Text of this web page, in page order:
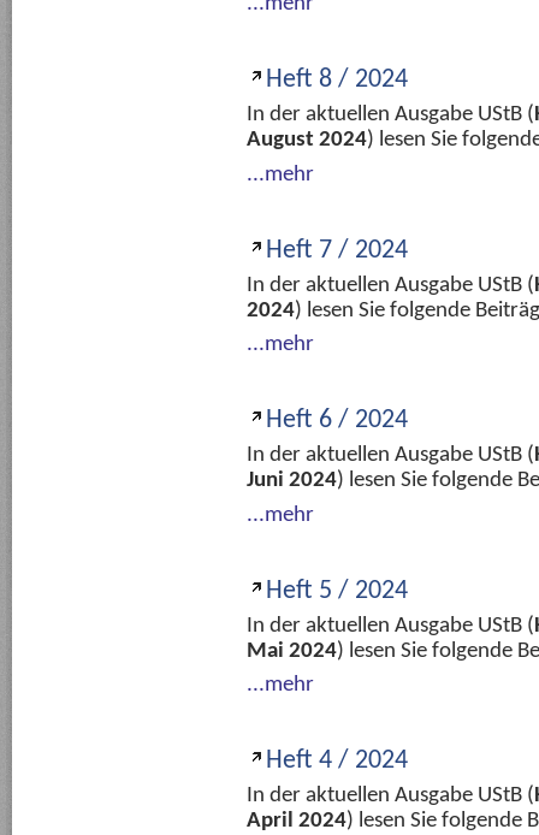
Heft 8 / 2024
In der aktuellen Ausgabe UStB (
August 2024) lesen Sie
...mehr
Heft 7 / 2024
In der aktuellen Ausgabe UStB (
2024) lesen Sie folgende
...mehr
Heft 6 / 2024
In der aktuellen Ausgabe UStB (
Juni 2024) lesen Sie folgende
...mehr
Heft 5 / 2024
In der aktuellen Ausgabe UStB (
Mai 2024) lesen Sie folgende
...mehr
Heft 4 / 2024
In der aktuellen Ausgabe UStB (
April 2024) lesen Sie folgende